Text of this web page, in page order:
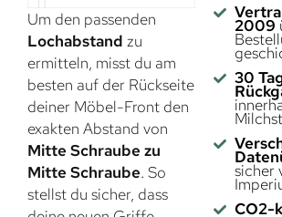
Um den passenden
Lochabstand zu
ermitteln, misst du am
besten auf der Rückseite
deiner Möbel-Front den
exakten Abstand von
Mitte Schraube zu
Mitte Schraube. So
stellst du sicher, dass
2009
30
sicher
CO2-